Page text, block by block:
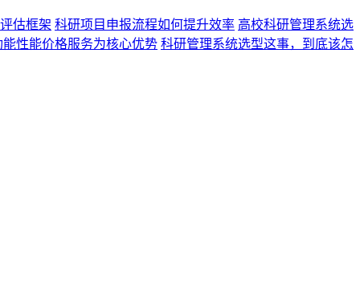
估框架 科研项目申报流程如何提升效率 高校科研管理系统选
性能价格服务为核心优势 科研管理系统选型这事，到底该怎